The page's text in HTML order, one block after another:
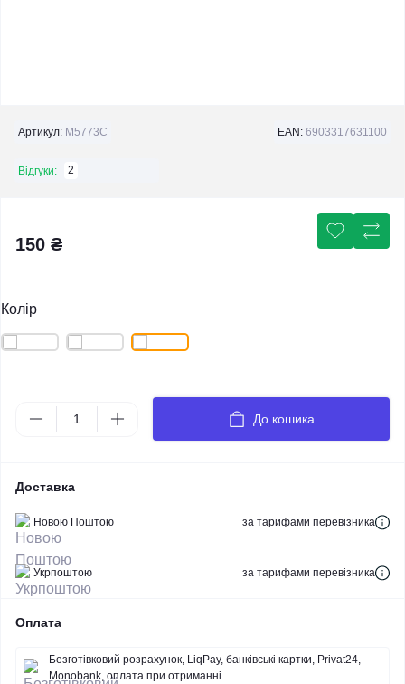
Артикул: M5773C EAN: 6903317631100
Відгуки: 2
150 ₴
Колір
До кошика
Доставка
Новою Поштою за тарифами перевізника
Укрпоштою за тарифами перевізника
Оплата
Безготівковий розрахунок, LiqPay, банківські картки, Privat24,
Monobank, оплата при отриманні